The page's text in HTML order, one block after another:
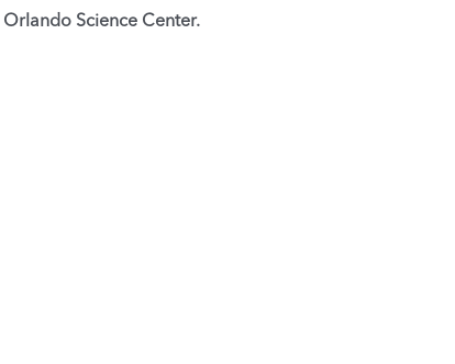
Orlando Science Center.